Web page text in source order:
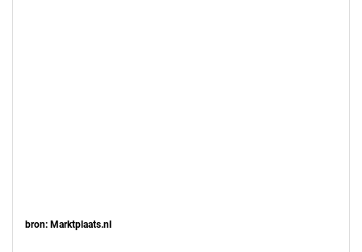
bron: Marktplaats.nl